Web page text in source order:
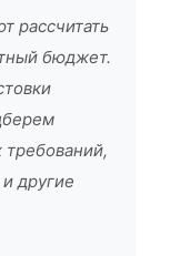
рассчитать
бюджет.
требований,
другие